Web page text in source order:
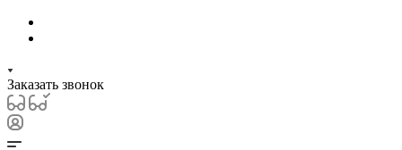
Заказать звонок